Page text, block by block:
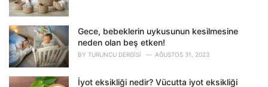
Gece, bebeklerin uykusunun kesilmesine
neden olan beş etken!
BY TURUNCU DERGISI AĞUSTOS 31, 2023
İyot eksikliği nedir? Vücutta iyot eksikliği